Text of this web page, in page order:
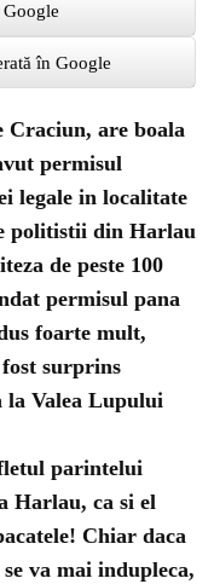
în Google
Craciun, are boala
permisul
legale in localitate
politistii din Harlau
de peste 100
permisul pana
foarte mult,
fost surprins
la Valea Lupului
parintelui
Harlau, ca si el
Chiar daca
va mai indupleca,